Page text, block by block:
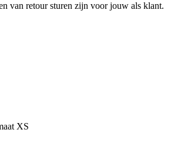
van retour sturen zijn voor jouw als klant.
XS